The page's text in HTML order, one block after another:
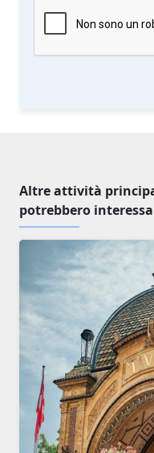
Altre attività
potrebbero